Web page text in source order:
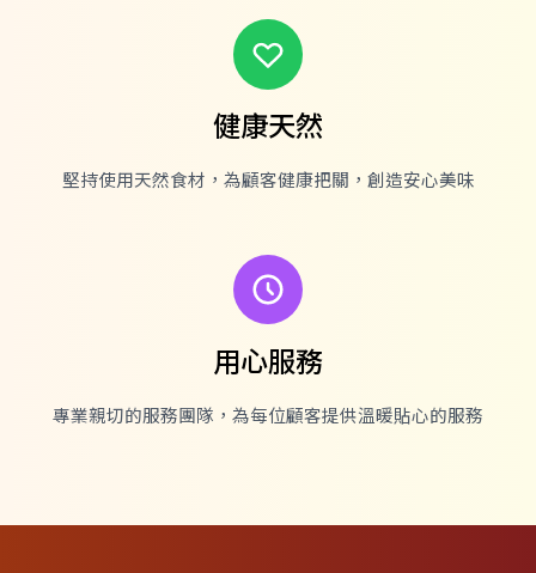
健康天然
堅持使用天然食材，為顧客健康把關，創造安心美味
用心服務
專業親切的服務團隊，為每位顧客提供溫暖貼心的服務